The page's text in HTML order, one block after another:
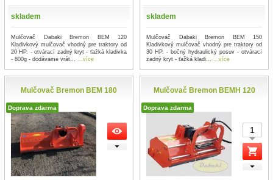
skladem
Mulčovač Dabaki Bremon BEM 120
Kladivkový mulčovač vhodný pre traktory od
20 HP. - otvárací zadný kryt - ťažká kladivka
- 800g - dodávame vrát... ...více
skladem
Mulčovač Dabaki Bremon BEM 150
Kladivkový mulčovač vhodný pre traktory od
30 HP. - bočný hydraulický posuv - otvárací
zadný kryt - ťažká kladi... ...více
Mulčovač Bremon BEM 180
Doprava zdarma
Mulčovač Bremon BEMH 120
Doprava zdarma